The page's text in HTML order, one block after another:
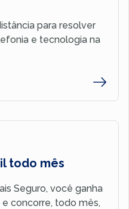
para resolver
e tecnologia na
todo mês
Seguro, você ganha
concorre, todo mês,